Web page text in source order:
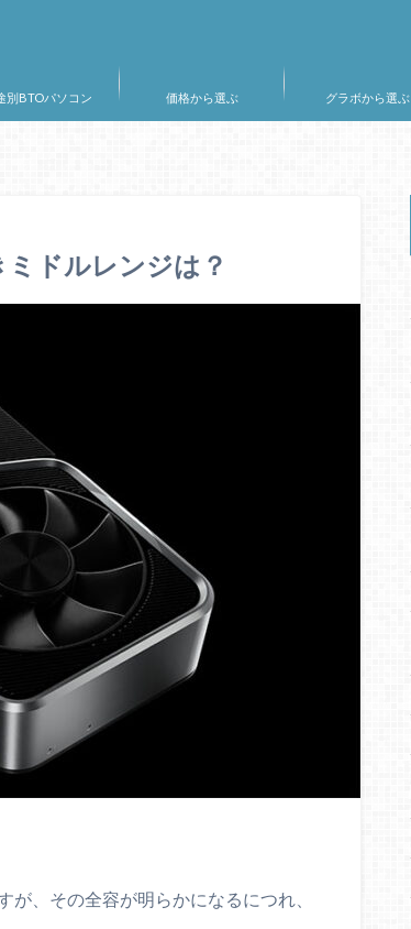
別BTOパソコン 価格から選ぶ グラボから選ぶ
ドルレンジは？
、その全容が明らかになるにつれ、